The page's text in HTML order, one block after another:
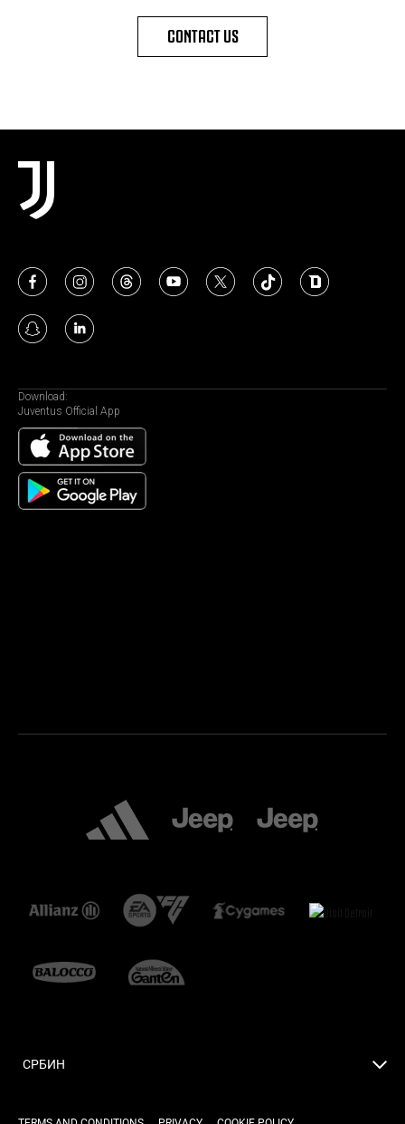
CONTACT US
Download:
Juventus Official App
СРБИН